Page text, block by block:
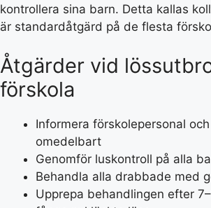
kontrollera sina barn. Detta kallas
är standardåtgärd på de flesta
Åtgärder vid
förskola
Informera förskolepersonal
omedelbart
Genomför luskontroll på alla
Behandla alla drabbade med
Upprepa behandlingen efter